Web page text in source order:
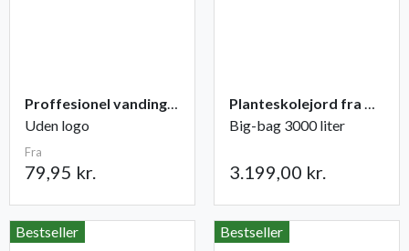
Proffesionel vandingspose 100 liter
Uden logo
Fra
79,95 kr.
Planteskolejord fra Champost
Big-bag 3000 liter
3.199,00 kr.
Bestseller Bestseller